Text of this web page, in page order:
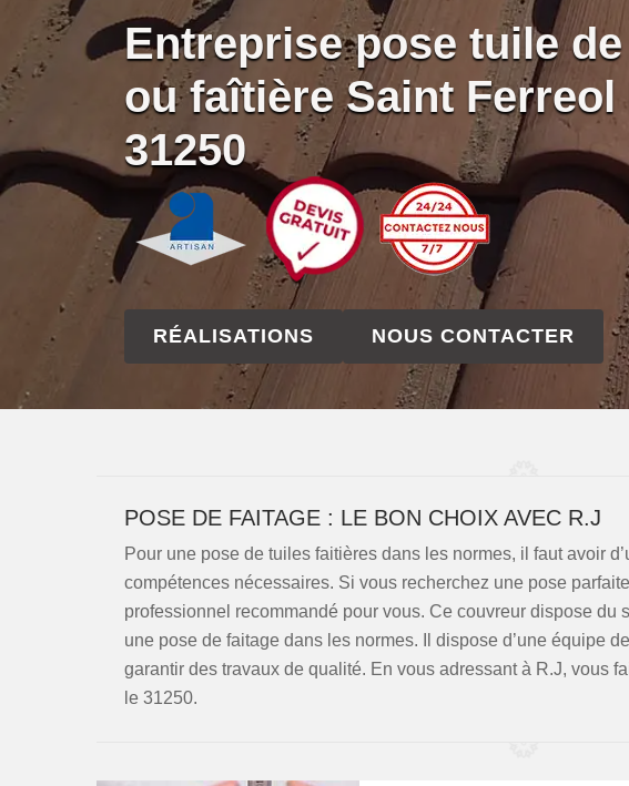
Entreprise pose tuile
ou faîtière Saint Ferreol
31250
RÉALISATIONS NOUS CONTACTER
POSE DE FAITAGE : LE BON CHOIX AVEC R.J
Pour une pose de tuiles faitières dans les normes, il faut avoir
compétences nécessaires. Si vous recherchez une pose
professionnel recommandé pour vous. Ce couvreur dispose du
une pose de faitage dans les normes. Il dispose d’une équipe
garantir des travaux de qualité. En vous adressant à R.J, vous
le 31250.